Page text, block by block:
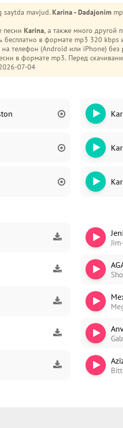
saytda mavjud. Karina - Dadajonim
песни Karina, а также много другой
бесплатно в формате mp3 320 kbps
телефон (Android или iPhone) без
в формате mp3. Перед
07-04